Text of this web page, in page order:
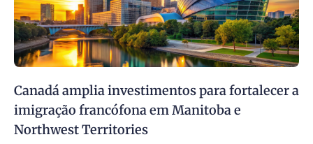
Canadá amplia investimentos para fortalecer a
imigração francófona em Manitoba e
Northwest Territories